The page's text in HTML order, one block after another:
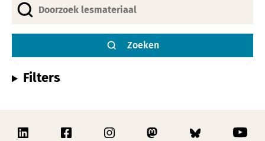
Zoeken
Filters